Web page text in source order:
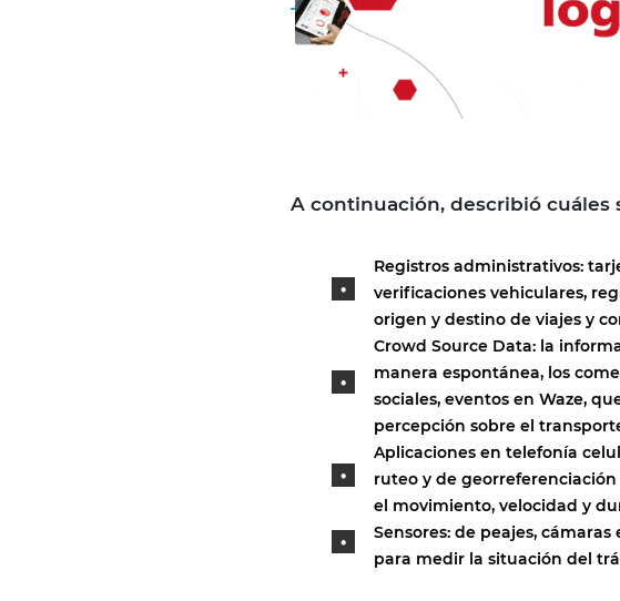
A continuación, describió cuáles
Registros administrativos:
verificaciones vehiculares,
origen y destino de viajes y
Crowd Source Data: la
manera espontánea, los
sociales, eventos en Waze,
percepción sobre el
Aplicaciones en telefonía
ruteo y de georreferenciación
el movimiento, velocidad y
Sensores: de peajes,
para medir la situación del